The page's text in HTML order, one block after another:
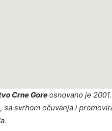
Crne Goreosnovano je
sa svrhom očuvanja i